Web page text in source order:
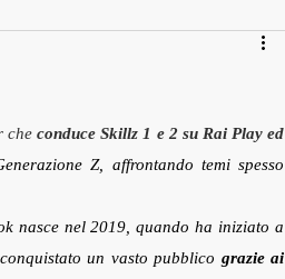
che conduce Skillz 1 e 2 su Rai Play ed
Z, affrontando temi spesso
nasce nel 2019, quando ha iniziato a
un vasto pubblico grazie ai